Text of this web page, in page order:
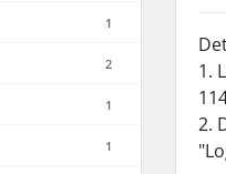
1
2
1
1
1.
2.